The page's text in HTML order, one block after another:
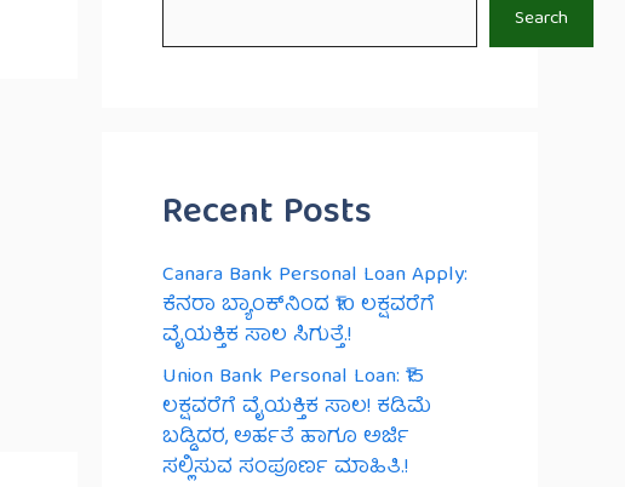
Search
Recent Posts
Canara Bank Personal Loan Apply:
ಕೆನರಾ ಬ್ಯಾಂಕ್‌ನಿಂದ ₹10 ಲಕ್ಷವರೆಗೆ
ವೈಯಕ್ತಿಕ ಸಾಲ ಸಿಗುತ್ತೆ.!
Union Bank Personal Loan: ₹15
ಲಕ್ಷವರೆಗೆ ವೈಯಕ್ತಿಕ ಸಾಲ! ಕಡಿಮೆ
ಬಡ್ಡಿದರ, ಅರ್ಹತೆ ಹಾಗೂ ಅರ್ಜಿ
ಸಲ್ಲಿಸುವ ಸಂಪೂರ್ಣ ಮಾಹಿತಿ.!